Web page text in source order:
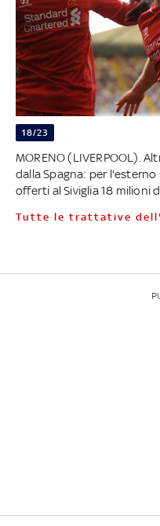
18/23
MORENO (LIVERPOOL).
dalla Spagna: per
offerti al Siviglia 18 milioni
Tutte le trattative